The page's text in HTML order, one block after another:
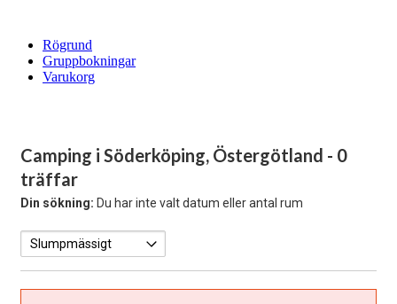
Rögrund
Gruppbokningar
Varukorg
Camping i Söderköping, Östergötland - 0
träffar
Din sökning: Du har inte valt datum eller antal rum